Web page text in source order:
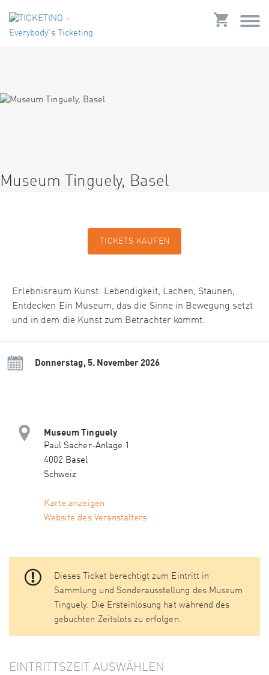
Museum Tinguely, Basel
TICKETS KAUFEN
Erlebnisraum Kunst: Lebendigkeit, Lachen, Staunen,
Entdecken Ein Museum, das die Sinne in Bewegung setzt
und in dem die Kunst zum Betrachter kommt.
Donnerstag, 5. November 2026
Museum Tinguely
Paul Sacher-Anlage 1
4002 Basel
Schweiz
Karte anzeigen
Website des Veranstalters
Dieses Ticket berechtigt zum Eintritt in
Sammlung und Sonderausstellung des Museum
Tinguely. Die Ersteinlösung hat während des
gebuchten Zeitslots zu erfolgen.
EINTRITTSZEIT AUSWÄHLEN